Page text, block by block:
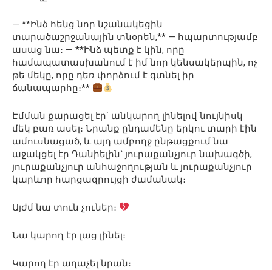
— **Ինձ հենց նոր նշանակեցին
տարածաշրջանային տնօրեն,** — հպարտությամբ
ասաց նա։ — **Ինձ պետք է կին, որը
համապատասխանում է իմ նոր կենսակերպին, ոչ
թե մեկը, որը դեռ փորձում է գտնել իր
ճանապարհը։**
Էմման քարացել էր՝ անկարող լինելով նույնիսկ
մեկ բառ ասել։ Նրանք ընդամենը երկու տարի էին
ամուսնացած, և այդ ամբողջ ընթացքում նա
աջակցել էր Դանիելին՝ յուրաքանչյուր նախագծի,
յուրաքանչյուր անհաջողության և յուրաքանչյուր
կարևոր հարցազրույցի ժամանակ։
Այժմ նա տուն չուներ։
Նա կարող էր լաց լինել։
Կարող էր աղաչել նրան։